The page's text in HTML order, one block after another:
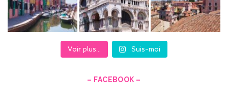
Voir plus... Suis-moi
– FACEBOOK –